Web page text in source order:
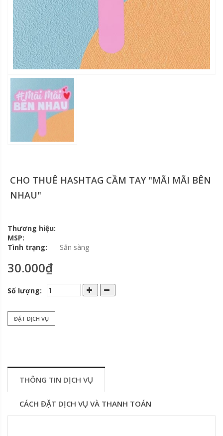
CHO THUÊ HASHTAG CẦM TAY "MÃI MÃI BÊN
NHAU"
Thương hiệu:
MSP:
Tình trạng:
Sắn sàng
30.000₫
Số lượng:
ĐẶT DỊCH VỤ
THÔNG TIN DỊCH VỤ
CÁCH ĐẶT DỊCH VỤ VÀ THANH TOÁN